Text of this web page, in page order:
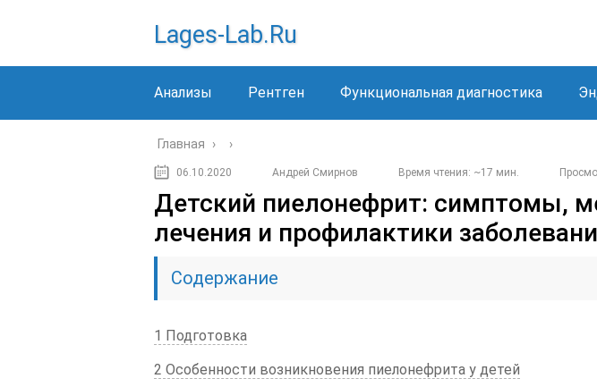
Lages-Lab.ru
Анализы Рентген Функциональная диагностика
Главная › ›
06.10.2020 Андрей Смирнов Время чтения: ~17 мин.
Детский пиелонефрит: симптомы,
лечения и профилактики
Содержание
1 Подготовка
2 Особенности возникновения пиелонефрита у детей